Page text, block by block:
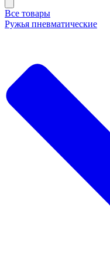
Все товары
Ружья пневматические